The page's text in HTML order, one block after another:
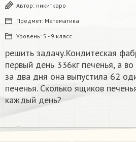
Автор: никиткаро
Предмет: Математика
Уровень: 5 - 9 класс
решить задачу.Кондитеская
первый день 336кг печенья, а
за два дня она выпустила 62
печенья. Сколько ящиков
каждый день?